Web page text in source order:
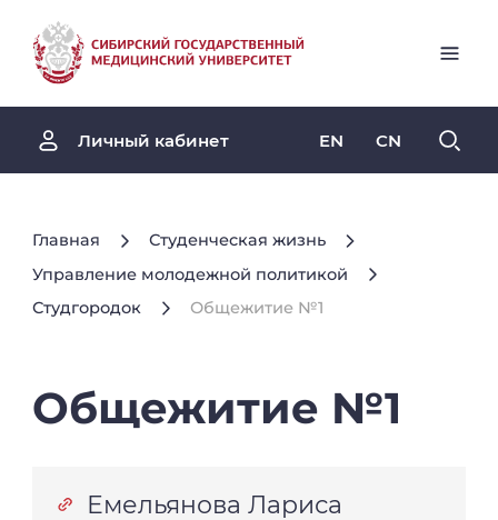
Личный кабинет EN CN
Главная
Студенческая жизнь
Управление молодежной политикой
Студгородок
Общежитие №1
Общежитие №1
Емельянова Лариса